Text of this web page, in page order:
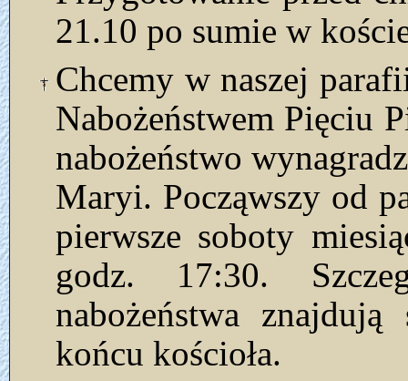
21.10 po sumie w
Chcemy w naszej
Nabożeństwem Pięciu
nabożeństwo
Maryi. Począwszy od
pierwsze soboty
godz. 17:30.
nabożeństwa
końcu kościoła.